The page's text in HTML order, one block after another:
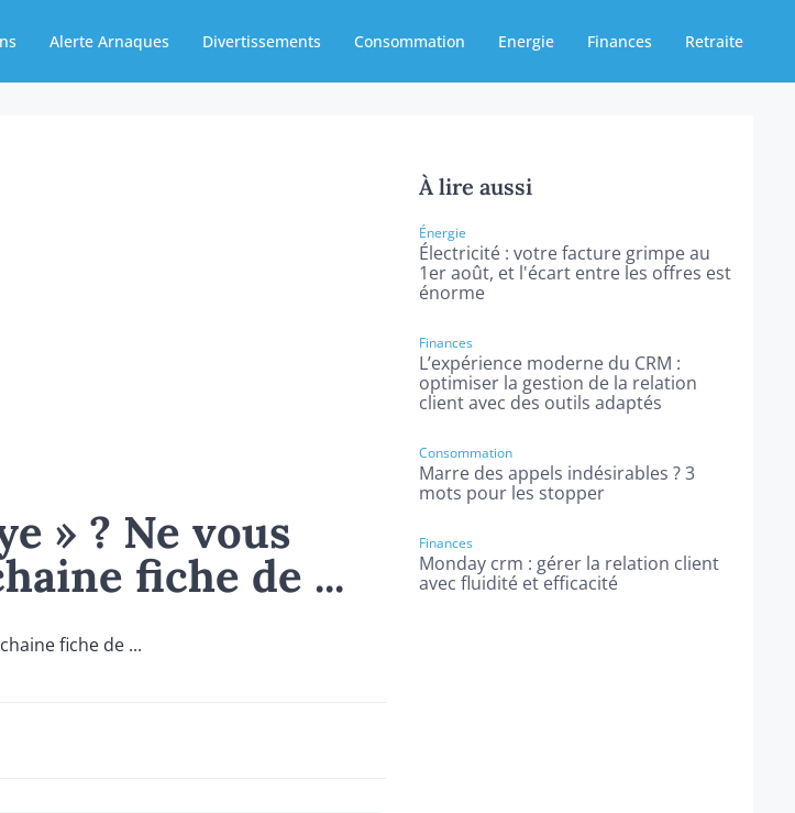
Alerte Arnaques Divertissements Consommation Energie Finances Retraite
» ? Ne vous
fiche de ...
À lire aussi
Énergie
Électricité : votre facture grimpe au
1er août, et l'écart entre les offres est
énorme
Finances
L’expérience moderne du CRM :
optimiser la gestion de la relation
client avec des outils adaptés
Consommation
Marre des appels indésirables ? 3
mots pour les stopper
Finances
Monday crm : gérer la relation client
avec fluidité et efficacité